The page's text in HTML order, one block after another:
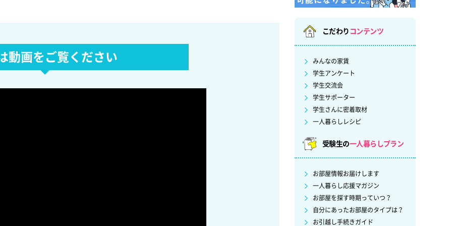
動画をご覧ください
こだわり コンテンツ
みんなの家賃
学生アンケート
学生交流会
学生サポーター
学生さんに密着取材
一人暮らしレシピ
受験生の一人暮らしプラン
お部屋情報お届けします
一人暮らし応援マガジン
お部屋を探す時期っていつ？
自分にあったお部屋のタイプは？
お引越し手続きガイド